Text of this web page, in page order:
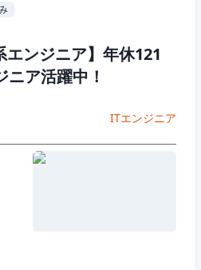
エンジニア】年休121
ア活躍中！
ITエンジニア